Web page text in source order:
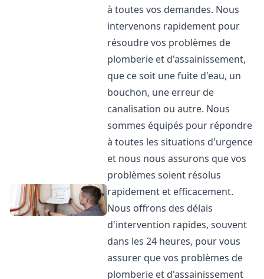
à toutes vos demandes. Nous
intervenons rapidement pour
résoudre vos problèmes de
plomberie et d'assainissement,
que ce soit une fuite d'eau, un
bouchon, une erreur de
canalisation ou autre. Nous
sommes équipés pour répondre
à toutes les situations d'urgence
et nous nous assurons que vos
problèmes soient résolus
rapidement et efficacement.
Nous offrons des délais
d'intervention rapides, souvent
dans les 24 heures, pour vous
assurer que vos problèmes de
plomberie et d'assainissement